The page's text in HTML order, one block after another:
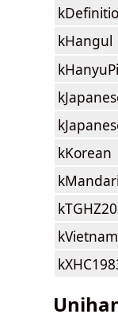
kHangul
kKorean